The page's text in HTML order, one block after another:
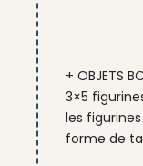
+ OBJETS
3×5
les
forme de